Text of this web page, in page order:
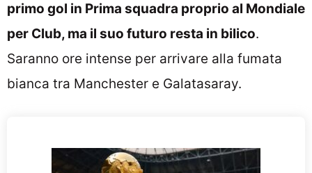
primo gol in Prima squadra proprio al Mondiale
per Club, ma il suo futuro resta in bilico.
Saranno ore intense per arrivare alla fumata
bianca tra Manchester e Galatasaray.